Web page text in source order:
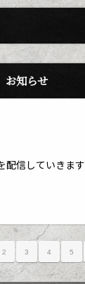
お知らせ
配信していきます
2 3 4 5